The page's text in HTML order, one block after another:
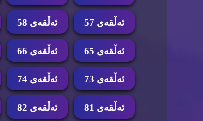
ئه‌ڵقه‌ی 57 ئه‌ڵقه‌ی 58
ئه‌ڵقه‌ی 65 ئه‌ڵقه‌ی 66
ئه‌ڵقه‌ی 73 ئه‌ڵقه‌ی 74
ئه‌ڵقه‌ی 81 ئه‌ڵقه‌ی 82